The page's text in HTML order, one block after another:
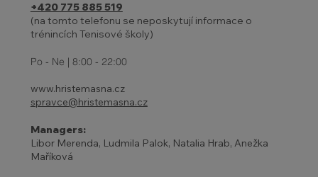
+420 775 885 519
(na tomto telefonu se neposkytují informace o
trénincích Tenisové školy)
Po - Ne | 8:00 - 22:00
www.hristemasna.cz
spravce@hristemasna.cz
Managers:
Libor Merenda, Ludmila Palok, Natalia Hrab, Anežka
Maříková